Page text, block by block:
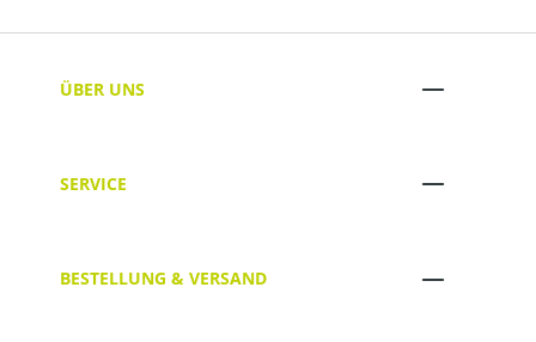
ÜBER UNS
SERVICE
BESTELLUNG & VERSAND